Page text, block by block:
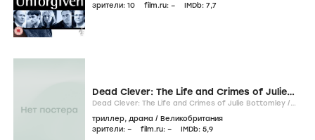
зрители: 10 film.ru: – IMDb: 7,7
Dead Clever: The Life and Crimes of Julie
Bottomley
Dead Clever: The Life and Crimes of Julie Bottomley /
триллер, драма / Великобритания
зрители: – film.ru: – IMDb: 5,9